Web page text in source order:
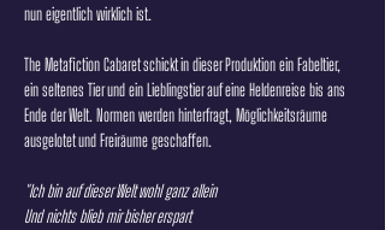
nun eigentlich wirklich ist.
The Metafiction Cabaret schickt in dieser Produktion ein Fabeltier,
ein seltenes Tier und ein Lieblingstier auf eine Heldenreise bis ans
Ende der Welt. Normen werden hinterfragt, Möglichkeitsräume
ausgelotet und Freiräume geschaffen.
"Ich bin auf dieser Welt wohl ganz allein
Und nichts blieb mir bisher erspart